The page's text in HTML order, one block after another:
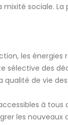
sociale. La
les énergies
sélective des
qualité de vie
à
les nouveaux